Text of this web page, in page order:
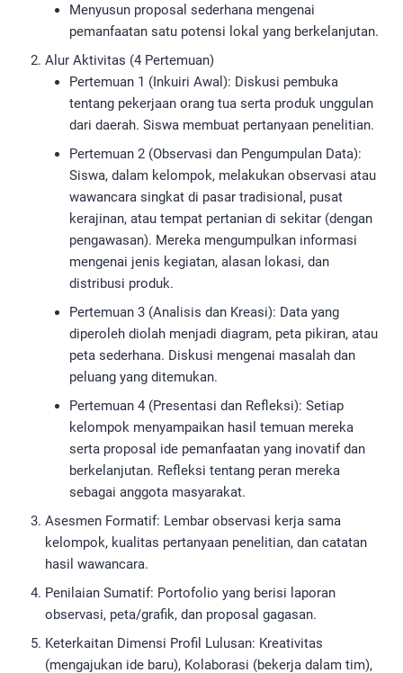
Menyusun proposal sederhana mengenai
pemanfaatan satu potensi lokal yang berkelanjutan.
Alur Aktivitas (4 Pertemuan)
Pertemuan 1 (Inkuiri Awal): Diskusi pembuka
tentang pekerjaan orang tua serta produk unggulan
dari daerah. Siswa membuat pertanyaan penelitian.
Pertemuan 2 (Observasi dan Pengumpulan Data):
Siswa, dalam kelompok, melakukan observasi atau
wawancara singkat di pasar tradisional, pusat
kerajinan, atau tempat pertanian di sekitar (dengan
pengawasan). Mereka mengumpulkan informasi
mengenai jenis kegiatan, alasan lokasi, dan
distribusi produk.
Pertemuan 3 (Analisis dan Kreasi): Data yang
diperoleh diolah menjadi diagram, peta pikiran, atau
peta sederhana. Diskusi mengenai masalah dan
peluang yang ditemukan.
Pertemuan 4 (Presentasi dan Refleksi): Setiap
kelompok menyampaikan hasil temuan mereka
serta proposal ide pemanfaatan yang inovatif dan
berkelanjutan. Refleksi tentang peran mereka
sebagai anggota masyarakat.
Asesmen Formatif: Lembar observasi kerja sama
kelompok, kualitas pertanyaan penelitian, dan catatan
hasil wawancara.
Penilaian Sumatif: Portofolio yang berisi laporan
observasi, peta/grafik, dan proposal gagasan.
Keterkaitan Dimensi Profil Lulusan: Kreativitas
(mengajukan ide baru), Kolaborasi (bekerja dalam tim),